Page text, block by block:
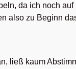
da ich noch
also zu Beginn
ließ kaum